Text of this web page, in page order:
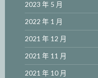
2023 年 5 月
2022 年 1 月
2021 年 12 月
2021 年 11 月
2021 年 10 月